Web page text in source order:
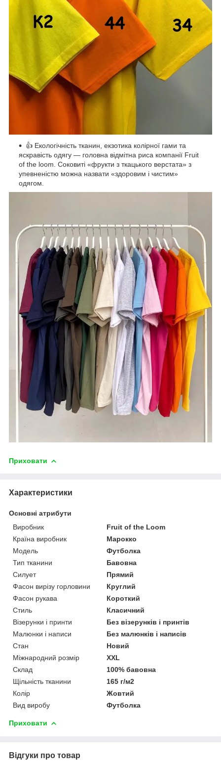
👍 Екологічність тканин, екзотика колірної гами та
яскравість одягу — головна відмітна риса компанії Fruit
of the loom. Соковиті «фрукти з ткацького верстата» з
упевненістю можна назвати «здоровим і чистим»
одягом.
Приховати
Характеристики
Основні атрибути
Виробник
Fruit of the Loom
Країна виробник
Марокко
Модель
Футболка
Тип тканини
Бавовна
Силует
Прямий
Фасон вирізу горловини
Круглий
Фасон рукава
Короткий
Стиль
Класичний
Візерунки і принти
Без візерунків і принтів
Малюнки і написи
Без малюнків і написів
Стан
Новий
Міжнародний розмір
XXL
Склад
100% бавовна
Щільність тканини
165 г/м2
Колір
Жовтий
Вид виробу
Футболка
Приховати
Відгуки про товар